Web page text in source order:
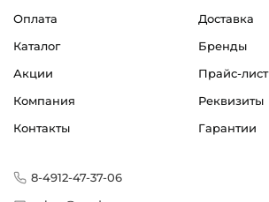
Оплата
Доставка
Каталог
Бренды
Акции
Прайс-лист
Компания
Реквизиты
Контакты
Гарантии
8-4912-47-37-06